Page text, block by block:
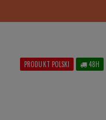
PRODUKT POLSKI 48H